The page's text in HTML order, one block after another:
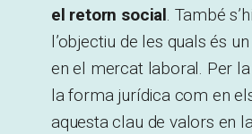
el retorn social. També
l’objectiu de les quals és
en el mercat laboral. Per
la forma jurídica com en
aquesta clau de valors en